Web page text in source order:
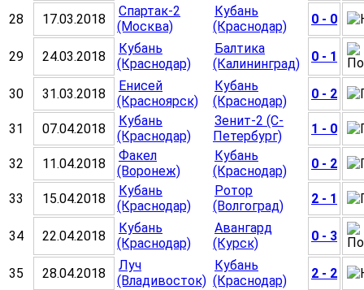
28 17.03.2018
Спартак-2
(Москва)
Кубань
(Краснодар)
0 - 0
29 24.03.2018
Кубань
(Краснодар)
Балтика
(Калининград)
0 - 1
30 31.03.2018
Енисей
(Красноярск)
Кубань
(Краснодар)
0 - 2
31 07.04.2018
Кубань
(Краснодар)
Зенит-2 (С-
Петербург)
1 - 0
32 11.04.2018
Факел
(Воронеж)
Кубань
(Краснодар)
0 - 2
33 15.04.2018
Кубань
(Краснодар)
Ротор
(Волгоград)
2 - 1
34 22.04.2018
Кубань
(Краснодар)
Авангард
(Курск)
0 - 3
35 28.04.2018
Луч
(Владивосток)
Кубань
(Краснодар)
2 - 2